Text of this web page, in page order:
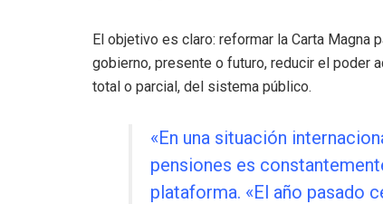
El objetivo es claro: reformar la Carta Magna
gobierno, presente o futuro, reducir el poder
total o parcial, del sistema público.
«En una situación
pensiones es
plataforma. «El año pasado